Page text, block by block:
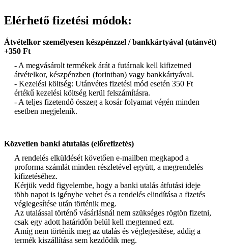
Elérhető fizetési módok:
Átvételkor személyesen készpénzzel / bankkártyával (utánvét)
+350 Ft
- A megvásárolt termékek árát a futárnak kell kifizetned
átvételkor, készpénzben (forintban) vagy bankkártyával.
- Kezelési költség: Utánvétes fizetési mód esetén 350 Ft
értékű kezelési költség kerül felszámításra.
- A teljes fizetendő összeg a kosár folyamat végén minden
esetben megjelenik.
Közvetlen banki átutalás (előrefizetés)
A rendelés elküldését követően e-mailben megkapod a
proforma számlát minden részletével együtt, a megrendelés
kifizetéséhez.
Kérjük vedd figyelembe, hogy a banki utalás átfutási ideje
több napot is igénybe vehet és a rendelés elindítása a fizetés
véglegesítése után történik meg.
Az utalással történő vásárlásnál nem szükséges rögtön fizetni,
csak egy adott határidőn belül kell megtenned ezt.
Amíg nem történik meg az utalás és véglegesítése, addig a
termék kiszállítása sem kezdődik meg.